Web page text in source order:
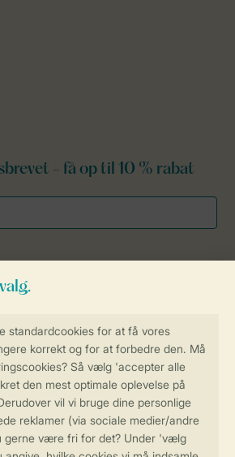
tilpasset oplevelse
Landal.dk
- få op til 10 % rabat